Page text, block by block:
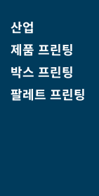
산업
제품 프린팅
박스 프린팅
팔레트 프린팅